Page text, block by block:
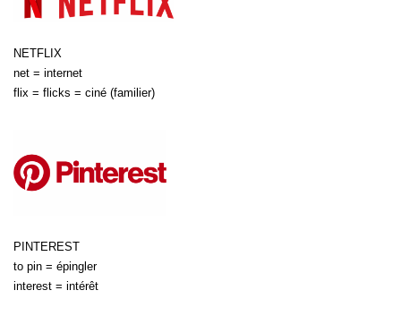
NETFLIX
net = internet
flix = flicks = ciné (familier)
PINTEREST
to pin = épingler
interest = intérêt